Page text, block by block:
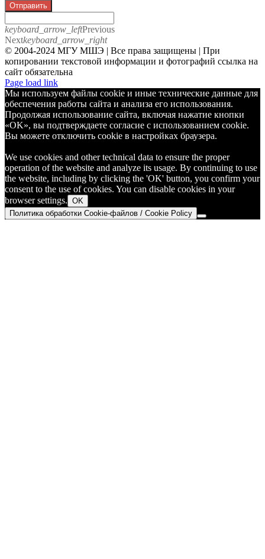
Отправить
keyboard_arrow_leftPrevious
Nextkeyboard_arrow_right
© 2004-2024 МГУ МШЭ | Все права защищены | При
копировании текстовой информации и фотографий ссылка на
сайт обязательна
Telegram
Page load link
Мы используем файлы cookie и иные технические данные для
обеспечения работы сайта и анализа его использования.
Продолжая использование сайта, включая нажатие кнопки
«OK», вы подтверждаете согласие с использованием cookie.
Вы можете отключить cookie в настройках браузера.
We use cookies and other technical data to ensure the proper
operation of the website and analyze its usage. By continuing to use
the website, including by clicking the 'OK' button, you confirm your
consent to the use of cookies. You can disable cookies in your
browser settings. OK
Политика обработки Cookie-файлов / Cookie Policy